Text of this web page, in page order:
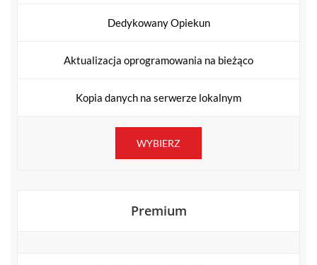
Dedykowany Opiekun
Aktualizacja oprogramowania na bieżąco
Kopia danych na serwerze lokalnym
WYBIERZ
Premium